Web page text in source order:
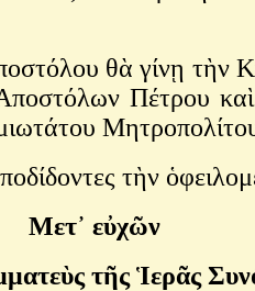
θὰ γίνῃ τὴν
Πέτρου
τὴν
Μετ᾿ εὐχῶν
τῆς Ἱερᾶς